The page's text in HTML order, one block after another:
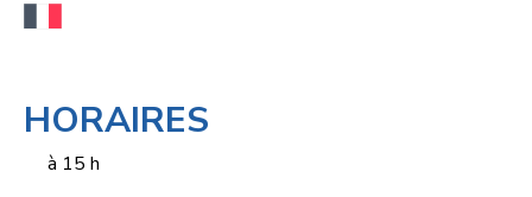
HORAIRES
à 15 h